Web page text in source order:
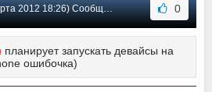
2012 18:26) Сообщение #2 0
планирует запускать девайсы на
ошибочка)